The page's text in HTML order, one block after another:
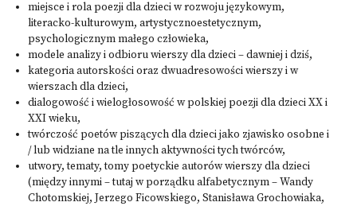
miejsce i rola poezji dla dzieci w rozwoju językowym,
literacko-kulturowym, artystycznoestetycznym,
psychologicznym małego człowieka,
modele analizy i odbioru wierszy dla dzieci – dawniej i dziś,
kategoria autorskości oraz dwuadresowości wierszy i w
wierszach dla dzieci,
dialogowość i wielogłosowość w polskiej poezji dla dzieci XX i
XXI wieku,
twórczość poetów piszących dla dzieci jako zjawisko osobne i
/ lub widziane na tle innych aktywności tych twórców,
utwory, tematy, tomy poetyckie autorów wierszy dla dzieci
(między innymi – tutaj w porządku alfabetycznym – Wandy
Chotomskiej, Jerzego Ficowskiego, Stanisława Grochowiaka,